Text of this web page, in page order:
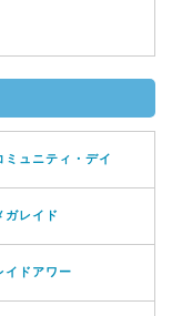
ミュニティ・デイ
ガレイド
イドアワー